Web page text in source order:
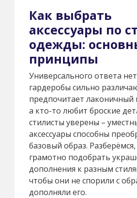
Как выбрать
аксессуары по
одежды:
принципы
Универсального ответа
гардеробы сильно
предпочитает
а кто-то любит броские
стилисты уверены –
аксессуары способны
базовый образ.
грамотно подобрать
дополнения к разным
чтобы они не спорили с
дополняли его.